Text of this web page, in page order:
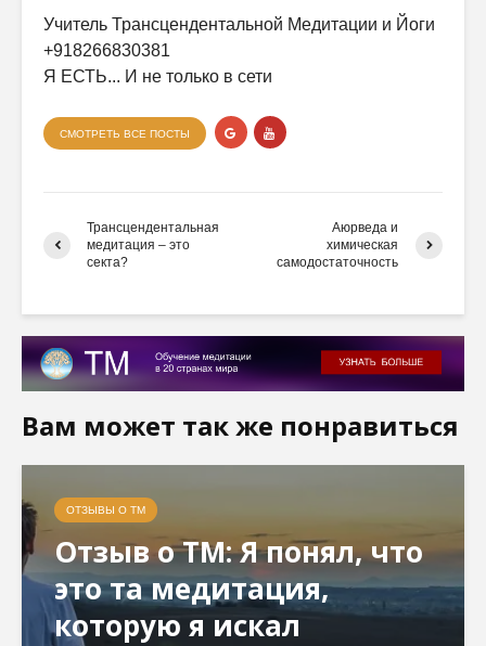
Учитель Трансцендентальной Медитации и Йоги
+918266830381
Я ЕСТЬ... И не только в сети
СМОТРЕТЬ ВСЕ ПОСТЫ
Трансцендентальная
медитация – это
секта?
Аюрведа и
химическая
самодостаточность
Вам может так же понравиться
ОТЗЫВЫ О ТМ
Отзыв о ТМ: Я понял, что
это та медитация,
которую я искал